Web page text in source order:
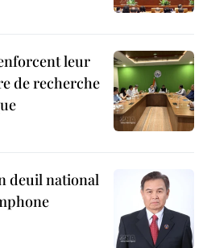
leur
de recherche
deuil national